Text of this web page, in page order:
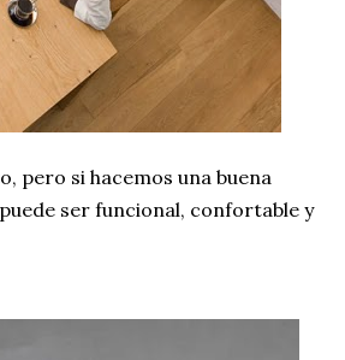
pero si hacemos una buena
ser funcional, confortable y